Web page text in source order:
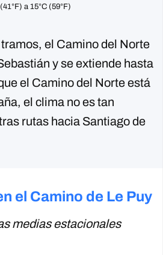
a 15°C (59°F)
el Camino del Norte
y se extiende hasta
el Camino del Norte está
el clima no es tan
rutas hacia Santiago de
el Camino de Le Puy
medias estacionales